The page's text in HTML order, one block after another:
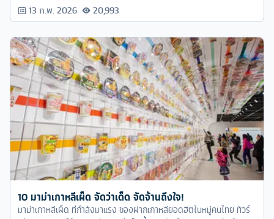
ใกล้กว่า และถูกกว่าไอซ์แลนด์ แถมยังไม่ต้องขอวีซ่าอีก นั่นก็คือ ประเทศ
รัสเซีย นั่นเอง
13 ก.พ. 2026 20,993
10 มาม่าเกาหลีเผ็ด จัดว่าเด็ด จัดจ้านถึงใจ!
มาม่าเกาหลีเผ็ด ที่กำลังมาแรง ของฝากเกาหลียอดฮิตในหมู่คนไทย ทัวร์